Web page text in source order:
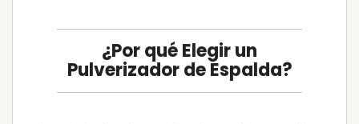
¿Por qué Elegir un
Pulverizador de Espalda?